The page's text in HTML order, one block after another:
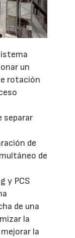
un
rotación
separar
de
de
y PCS
de una
la
la